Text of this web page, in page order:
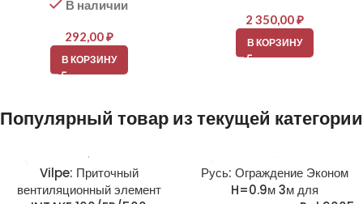
В наличии
292,00₽
В КОРЗИНУ
2 350,00₽
В КОРЗИНУ
Популярный товар из текущей категории
Vilpe: Приточный
вентиляционный элемент
Русь: Ограждение Эконом
H=0.9м 3м для